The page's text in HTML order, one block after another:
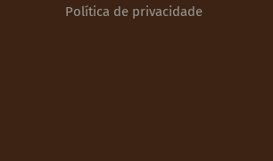
Política de privacidade